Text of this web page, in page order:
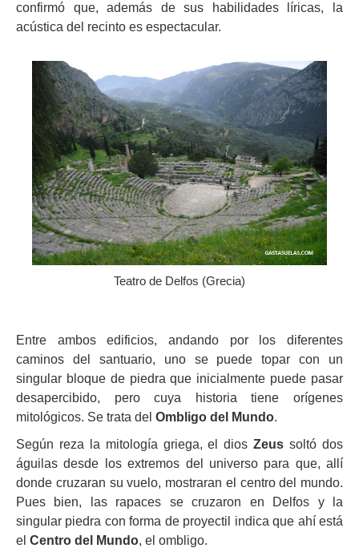
confirmó que, además de sus habilidades líricas, la
acústica del recinto es espectacular.
Teatro de Delfos (Grecia)
Entre ambos edificios, andando por los diferentes
caminos del santuario, uno se puede topar con un
singular bloque de piedra que inicialmente puede pasar
desapercibido, pero cuya historia tiene orígenes
mitológicos. Se trata del Ombligo del Mundo.
Según reza la mitología griega, el diosZeus soltó dos
águilas desde los extremos del universo para que, allí
donde cruzaran su vuelo, mostraran el centro del mundo.
Pues bien, las rapaces se cruzaron en Delfos y la
singular piedra con forma de proyectil indica que ahí está
el Centro del Mundo, el ombligo.